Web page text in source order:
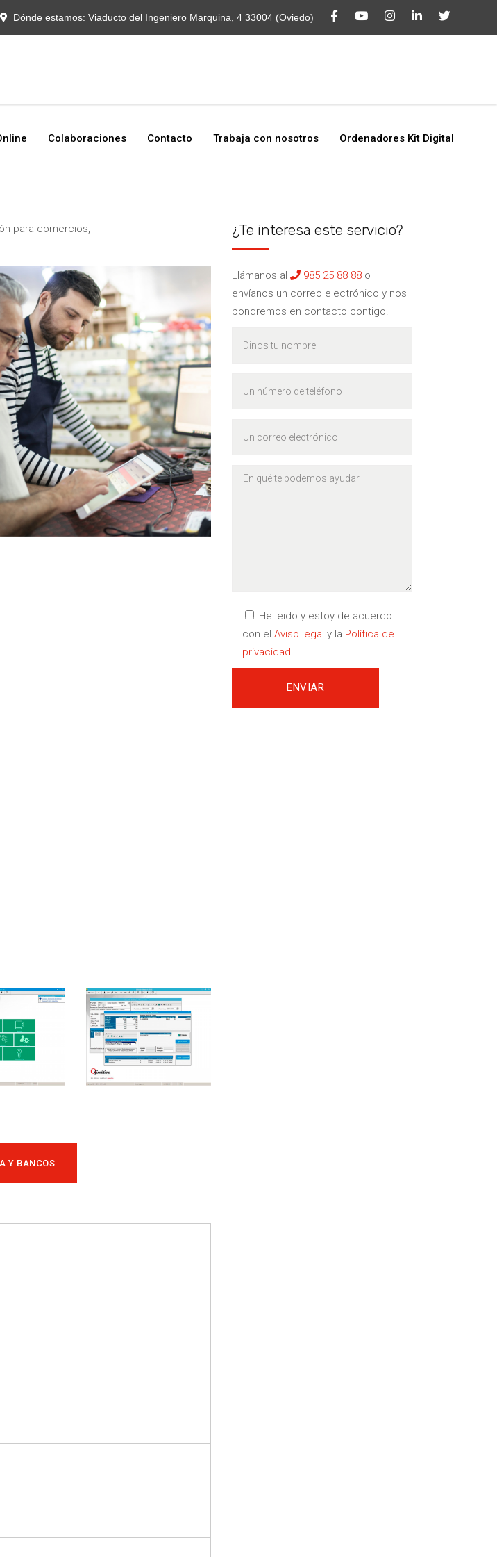
Dónde estamos: Viaducto del Ingeniero Marquina, 4 33004 (Oviedo)
Colaboraciones Contacto Trabaja con nosotros Ordenadores Kit Digital
Colaboraciones Contacto Trabaja con nosotros Ordenadores Kit Digital
para comercios,
Y BANCOS
¿Te interesa este servicio?
Llámanos al 985 25 88 88 o
envíanos un correo electrónico y nos
pondremos en contacto contigo.
He leido y estoy de acuerdo
con el Aviso legal y la Política de
privacidad.